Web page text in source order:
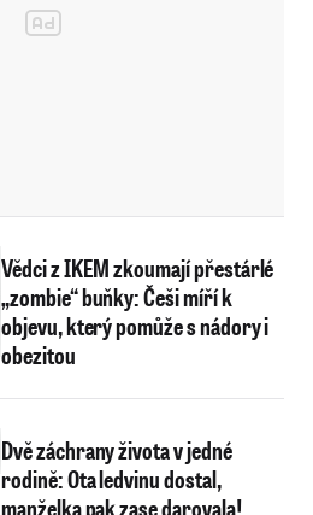
Vědci z IKEM zkoumají přestárlé
„zombie“ buňky: Češi míří k
objevu, který pomůže s nádory i
obezitou
Dvě záchrany života v jedné
rodině: Ota ledvinu dostal,
manželka pak zase darovala!